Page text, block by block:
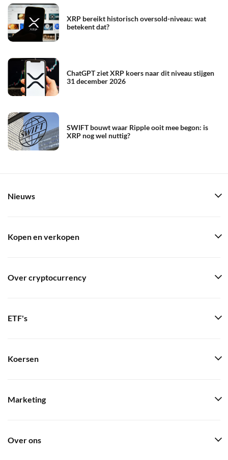
XRP bereikt historisch oversold-niveau: wat
betekent dat?
ChatGPT ziet XRP koers naar dit niveau stijgen
31 december 2026
SWIFT bouwt waar Ripple ooit mee begon: is
XRP nog wel nuttig?
Nieuws
Kopen en verkopen
Over cryptocurrency
ETF's
Koersen
Marketing
Over ons